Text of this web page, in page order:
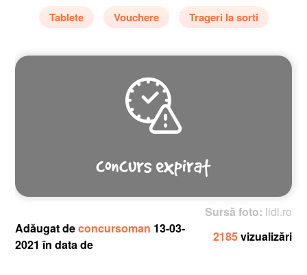
Tablete Vouchere Trageri la sorti
Sursă foto:lidl.ro
Adăugat deconcursoman13-03-
2021 în data de
2185vizualizări